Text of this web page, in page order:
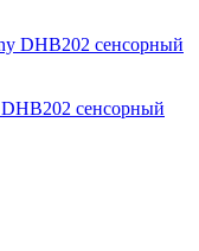
сенсорный